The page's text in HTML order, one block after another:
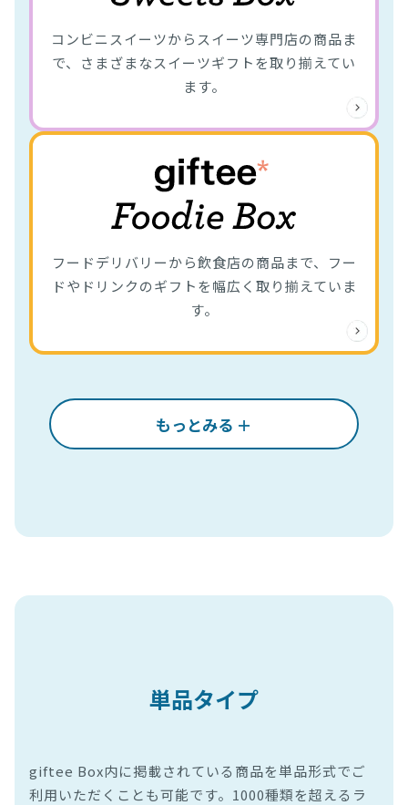
コンビニスイーツからスイーツ専門店の商品ま
で、さまざまなスイーツギフトを取り揃えてい
ます。
フードデリバリーから飲食店の商品まで、フー
ドやドリンクのギフトを幅広く取り揃えていま
す。
もっとみる ＋
単品タイプ
giftee Box内に掲載されている商品を単品形式でご
利用いただくことも可能です。1000種類を超えるラ